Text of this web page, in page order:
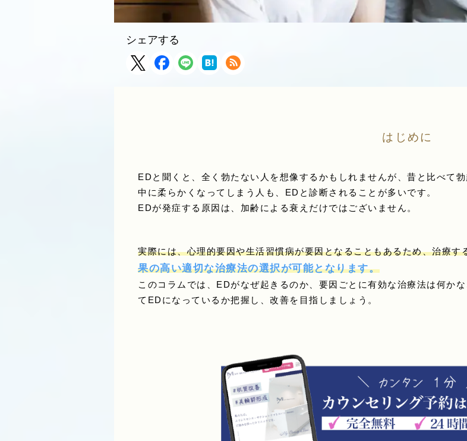
シェアする
はじめに
EDと聞くと、全く勃たない人を想像するかもしれませんが、昔と比べて
中に柔らかくなってしまう人も、EDと診断されることが多いです。
EDが発症する原因は、加齢による衰えだけではございません。
実際には、心理的要因や生活習慣病が要因となることもあるため、治療
果の高い適切な治療法の選択が可能となります。
このコラムでは、EDがなぜ起きるのか、要因ごとに有効な治療法は何か
てEDになっているか把握し、改善を目指しましょう。